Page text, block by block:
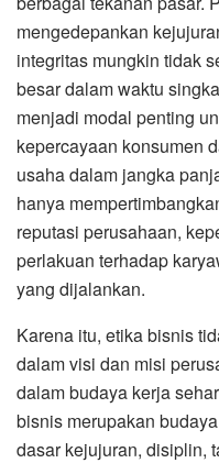
mengedepankan
integritas mungkin tidak
besar dalam waktu
menjadi modal penting
kepercayaan konsumen
usaha dalam jangka
hanya
reputasi perusahaan,
perlakuan terhadap
yang dijalankan.
Karena itu, etika bisnis
dalam visi dan misi
dalam budaya kerja
bisnis merupakan
dasar kejujuran, disiplin,